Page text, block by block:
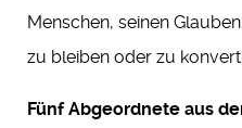
Menschen, seinen
zu bleiben oder zu
Fünf Abgeordnete aus